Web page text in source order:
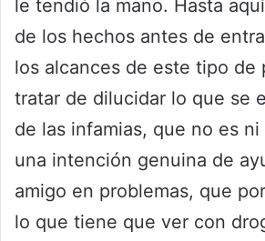
le tendió la mano. Hasta
de los hechos antes de
los alcances de este tipo de
tratar de dilucidar lo que se
de las infamias, que no es
una intención genuina de
amigo en problemas, que
lo que tiene que ver con